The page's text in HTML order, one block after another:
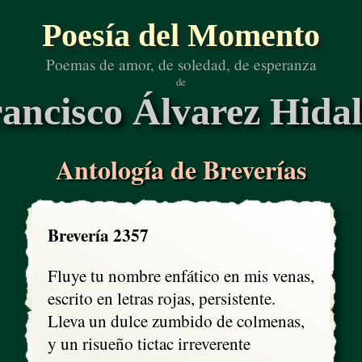
Poesía del Momento
Poemas de amor, de soledad, de esperanza
de
Álvarez
Antología de Breverías
Brevería 2357
Fluye tu nombre enfático en mis venas,
escrito en letras rojas, persistente.
Lleva un dulce zumbido de colmenas,
y un risueño tictac irreverente